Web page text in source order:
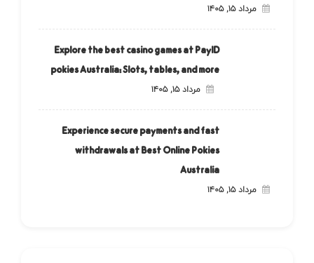
مرداد ۱۵, ۱۴۰۵
Explore the best casino games at PayID
pokies Australia: Slots, tables, and more
مرداد ۱۵, ۱۴۰۵
Experience secure payments and fast
withdrawals at Best Online Pokies
Australia
مرداد ۱۵, ۱۴۰۵